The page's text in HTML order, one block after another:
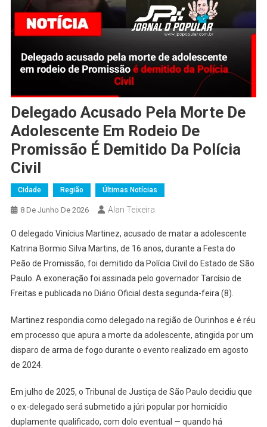
Delegado Acusado Pela Morte De
Adolescente Em Rodeio De
Promissão É Demitido Da Polícia
Civil
Cidade Região Últimas Notícias
8 De Junho De 2026 Alan Teixeira
O delegado Vinícius Martinez, acusado de matar a adolescente
Katrina Bormio Silva Martins, de 16 anos, durante a Festa do
Peão de Promissão, foi demitido da Polícia Civil do Estado de São
Paulo. A exoneração foi assinada pelo governador Tarcísio de
Freitas e publicada no Diário Oficial desta segunda-feira (8).
Martinez respondia como delegado na região de Ourinhos e é réu
em processo que apura a morte da adolescente, atingida por um
disparo de arma de fogo durante o evento realizado em agosto
de 2024.
Em julho de 2025, o Tribunal de Justiça de São Paulo decidiu que
o ex-delegado será submetido a júri popular por homicídio
duplamente qualificado, com dolo eventual — quando há